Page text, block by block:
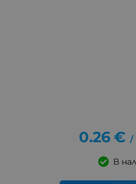
0.26 € /
В